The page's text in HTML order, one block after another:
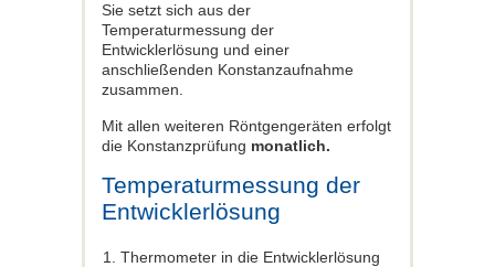
Sie setzt sich aus der
Temperaturmessung der
Entwicklerlösung und einer
anschließenden Konstanzaufnahme
zusammen.
Mit allen weiteren Röntgengeräten erfolgt
die Konstanzprüfung monatlich.
Temperaturmessung der
Entwicklerlösung
Thermometer in die Entwicklerlösung